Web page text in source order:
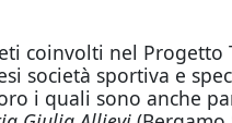
coinvolti nel Progetto
società sportiva e
i quali sono anche